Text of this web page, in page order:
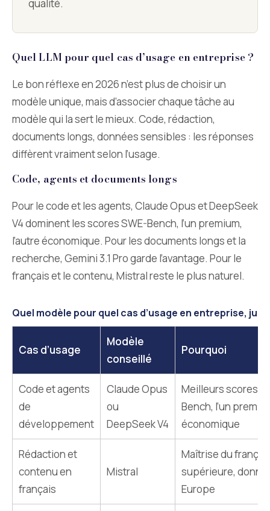
qualité.
Quel LLM pour quel cas d’usage en entreprise ?
Le bon réflexe en 2026 n’est plus de choisir un
modèle unique, mais d’associer chaque tâche au
modèle qui la sert le mieux. Code, rédaction,
documents longs, données sensibles : les réponses
diffèrent vraiment selon l’usage.
Code, agents et documents longs
Pour le code et les agents, Claude Opus et DeepSeek
V4 dominent les scores SWE-Bench, l’un premium,
l’autre économique. Pour les documents longs et la
recherche, Gemini 3.1 Pro garde l’avantage. Pour le
français et le contenu, Mistral reste le plus naturel.
Quel modèle pour quel cas d’usage en entreprise, juin
Cas d’usage
Modèle
conseillé
Pourquoi
Code et agents
de
développement
Claude Opus
ou
DeepSeek V4
Meilleurs scores
Bench, l’un
économique
Rédaction et
contenu en
français
Mistral
Maîtrise du
supérieure,
Europe